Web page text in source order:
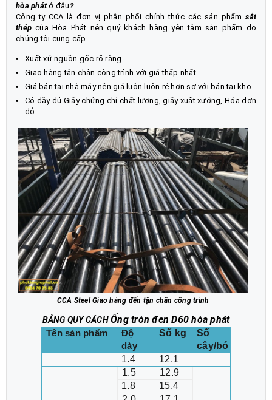
hòa phátở đâu ?
Công ty CCA là đơn vị phân phối chính thức các sản phẩmsắt
thép của Hòa Phát nên quý khách hàng yên tâm sản phẩm do
chúng tôi cung cấp
Xuất xứ nguồn gốc rõ ràng.
Giao hàng tận chân công trình với giá thấp nhất.
Giá bán tại nhà máy nên giá luôn luôn rẻ hơn sơ với bán tại kho
Có đầy đủ Giấy chứng chỉ chất lượng, giấy xuất xưởng, Hóa đơn
đỏ.
CCA Steel Giao hàng đến tận chân công trình
BẢNG QUY CÁCHỐng tròn đen D60 hòa phát
Tên sản phẩm
Độ
dày
Số kg
Số
cây/bó
1.4
12.1
1.5
12.9
1.8
15.4